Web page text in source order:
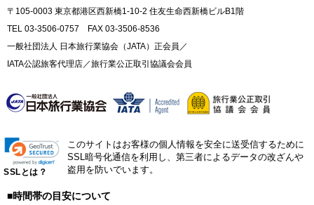
〒105-0003 東京都港区西新橋1-10-2 住友生命西新橋ビルB1階
TEL 03-3506-0757 FAX 03-3506-8536
一般社団法人 日本旅行業協会（JATA）正会員／
IATA公認旅客代理店／旅行業公正取引協議会会員
SSLとは？
このサイトはお客様の個人情報を安全に送受信するために
SSL暗号化通信を利用し、第三者によるデータの改ざんや
盗用を防いでいます。
■時間帯の目安について